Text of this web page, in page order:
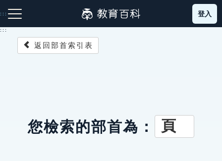
到
主
::: 登入
:::
返回部首索引表
您檢索的部首為： 頁